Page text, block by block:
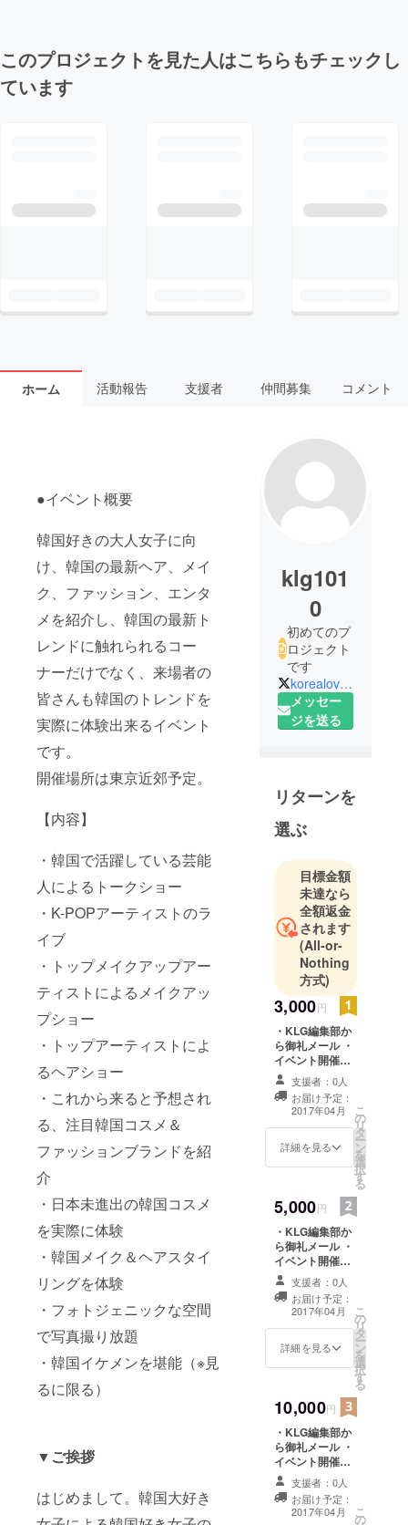
このプロジェクトを見た人はこちらもチェックし
ています
ホーム 活動報告 支援者 仲間募集 コメント
●イベント概要
韓国好きの大人女子に向
け、韓国の最新ヘア、メイ
ク、ファッション、エンタ
メを紹介し、韓国の最新ト
レンドに触れられるコー
ナーだけでなく、来場者の
皆さんも韓国のトレンドを
実際に体験出来るイベント
です。
開催場所は東京近郊予定。
【内容】
・韓国で活躍している芸能
人によるトークショー
・K-POPアーティストのラ
イブ
・トップメイクアップアー
ティストによるメイクアッ
プショー
・トップアーティストによ
るヘアショー
・これから来ると予想され
る、注目韓国コスメ＆
ファッションブランドを紹
介
・日本未進出の韓国コスメ
を実際に体験
・韓国メイク＆ヘアスタイ
リングを体験
・フォトジェニックな空間
で写真撮り放題
・韓国イケメンを堪能（※見
るに限る）
▼ご挨拶
はじめまして。韓国大好き
klg101
0
初めてのプ
ロジェクト
です
korealove_girls
メッセー
ジを送る
リターンを
選ぶ
目標金額
未達なら
全額返金
されます
(All-or-
Nothing
方式)
3,000円
・KLG編集部か
ら御礼メール ・
イベント開催に
向けた経過レ
ポート ・
「KLGPartyinJ
apan」イベント
チケット
支援者：0人
お届け予定：
2017年04月
詳細を見る
こ
の
リ
タ
ー
ン
を
選
択
す
る
5,000円
・KLG編集部か
ら御礼メール ・
イベント開催に
向けた経過レ
ポート ・
「KLGPartyinJ
apan」イベント
ペアチケット
支援者：0人
お届け予定：
2017年04月
詳細を見る
こ
の
リ
タ
ー
ン
を
選
択
す
る
10,000円
・KLG編集部か
ら御礼メール ・
イベント開催に
向けた経過レ
ポート ・
「KLGPartyinJ
apan」イベント
支援者：0人
お届け予定：
2017年04月
こ
の